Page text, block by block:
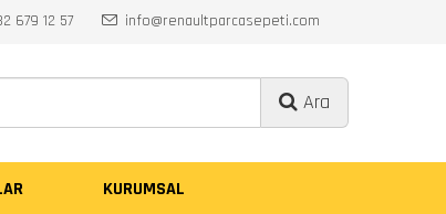
679 12 57 info@renaultparcasepeti.com
Ara
KURUMSAL